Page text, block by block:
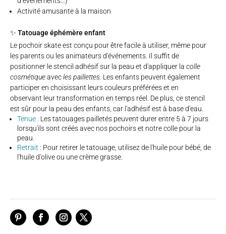
Activité amusante à la maison
✨ Tatouage éphémère enfant
Le pochoir skate est conçu pour être facile à utiliser, même pour
les parents ou les animateurs d'événements. Il suffit de
positionner le stencil adhésif sur la peau et d'appliquer la colle
cosmétiqueavecles paillettes. Les enfants peuvent également
participer en choisissant leurs couleurs préférées et en
observant leur transformation en temps réel. De plus, ce stencil
est sûr pour la peau des enfants, car l'adhésif est à base d'eau.
Tenue : Les tatouages pailletés peuvent durer entre 5 à 7 jours
lorsqu'ils sont créés avec nos pochoirs et notre colle pour la
peau.
Retrait : Pour retirer le tatouage, utilisez de l'huile pour bébé, de
l'huile d'olive ou une crème grasse.